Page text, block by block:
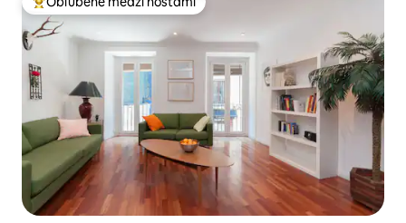
Najobľúbenejšie medzi hosťami